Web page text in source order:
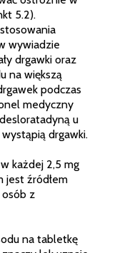
5.2).
wywiadzie
drgawki oraz
na większą
podczas
medyczny
u
drgawki.
każdej 2,5 mg
jest źródłem
z
na tabletkę